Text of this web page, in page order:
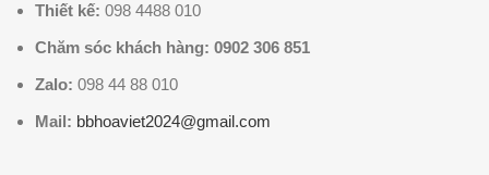
Thiết kế: 098 4488 010
Chăm sóc khách hàng: 0902 306 851
Zalo: 098 44 88 010
Mail: bbhoaviet2024@gmail.com